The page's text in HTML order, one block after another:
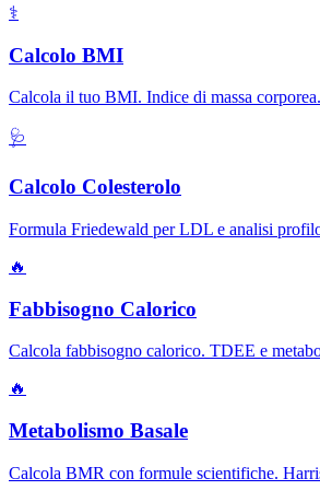
⚕️
Calcolo BMI
Calcola il tuo BMI. Indice di massa corporea.
🩺
Calcolo Colesterolo
Formula Friedewald per LDL e analisi
🔥
Fabbisogno Calorico
Calcola fabbisogno calorico. TDEE e
🔥
Metabolismo Basale
Calcola BMR con formule scientifiche.